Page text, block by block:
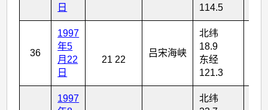
日
114.5
36
1997
年5
月22
日
21 22
吕宋海峡
北纬
18.9
东经
121.3
1997
北纬